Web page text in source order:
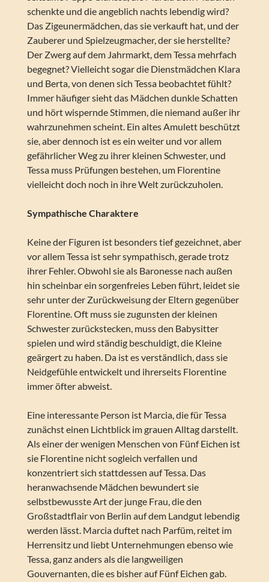
schenkte und die angeblich nachts lebendig wird?
Das Zigeunermädchen, das sie verkauft hat, und der
Zauberer und Spielzeugmacher, der sie herstellte?
Der Zwerg auf dem Jahrmarkt, dem Tessa mehrfach
begegnet? Vielleicht sogar die Dienstmädchen Klara
und Berta, von denen sich Tessa beobachtet fühlt?
Immer häufiger sieht das Mädchen dunkle Schatten
und hört wispernde Stimmen, die niemand außer ihr
wahrzunehmen scheint. Ein altes Amulett beschützt
sie, aber dennoch ist es ein weiter und vor allem
gefährlicher Weg zu ihrer kleinen Schwester, und
Tessa muss Prüfungen bestehen, um Florentine
vielleicht doch noch in ihre Welt zurückzuholen.
Sympathische Charaktere
Keine der Figuren ist besonders tief gezeichnet, aber
vor allem Tessa ist sehr sympathisch, gerade trotz
ihrer Fehler. Obwohl sie als Baronesse nach außen
hin scheinbar ein sorgenfreies Leben führt, leidet sie
sehr unter der Zurückweisung der Eltern gegenüber
Florentine. Oft muss sie zugunsten der kleinen
Schwester zurückstecken, muss den Babysitter
spielen und wird ständig beschuldigt, die Kleine
geärgert zu haben. Da ist es verständlich, dass sie
Neidgefühle entwickelt und ihrerseits Florentine
immer öfter abweist.
Eine interessante Person ist Marcia, die für Tessa
zunächst einen Lichtblick im grauen Alltag darstellt.
Als einer der wenigen Menschen von Fünf Eichen ist
sie Florentine nicht sogleich verfallen und
konzentriert sich stattdessen auf Tessa. Das
heranwachsende Mädchen bewundert sie
selbstbewusste Art der junge Frau, die den
Großstadtflair von Berlin auf dem Landgut lebendig
werden lässt. Marcia duftet nach Parfüm, reitet im
Herrensitz und liebt Unternehmungen ebenso wie
Tessa, ganz anders als die langweiligen
Gouvernanten, die es bisher auf Fünf Eichen gab.